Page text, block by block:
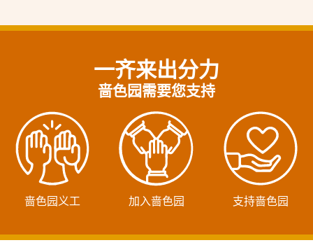
一齐来出分力
啬色园需要您支持
啬色园义工 加入啬色园 支持啬色园